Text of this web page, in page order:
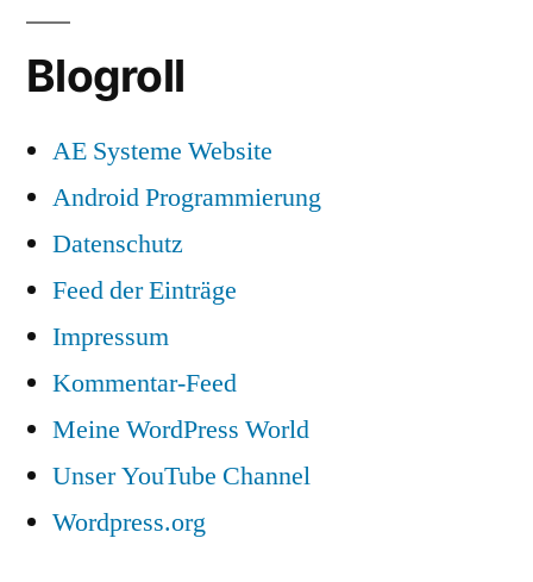
Blogroll
AE Systeme Website
Android Programmierung
Datenschutz
Feed der Einträge
Impressum
Kommentar-Feed
Meine WordPress World
Unser YouTube Channel
Wordpress.org